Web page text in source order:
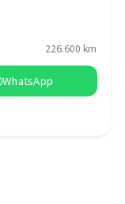
226.600 km
WhatsApp